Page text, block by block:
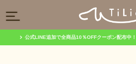
公式LINE追加で全商品10％OFFクーポン配布中！